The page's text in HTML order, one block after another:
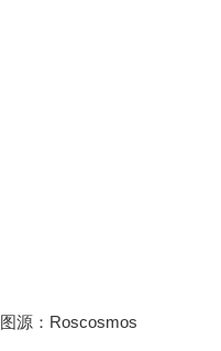
图源：Roscosmos